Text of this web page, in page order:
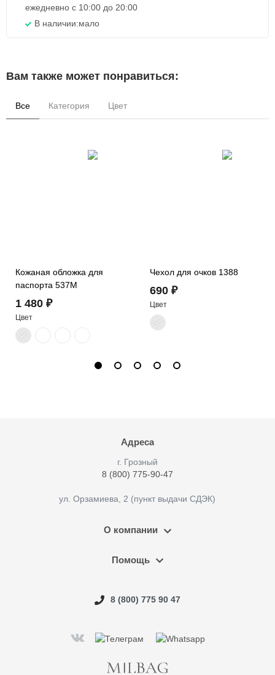
ежедневно с 10:00 до 20:00
В наличии:мало
Вам также может понравиться:
Все Категория Цвет
Кожаная обложка для
паспорта 537M
1 480 ₽
Цвет
Чехол для очков 1388
690 ₽
Цвет
Адреса
г. Грозный
8 (800) 775-90-47
ул. Орзамиева, 2 (пункт выдачи СДЭК)
О компании
Помощь
8 (800) 775 90 47